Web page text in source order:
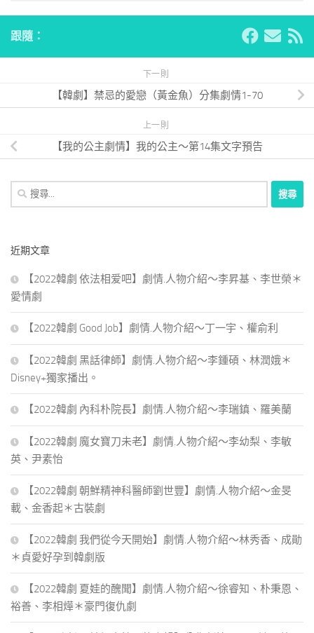
跟隨：
下一則
【韓劇】禁忌的愛戀（黃金魚）分集劇情1-70
上一則
【我的公主劇情】我的公主～第14集文字預告
搜
尋
字:
近期文章
【2022韓劇 依法相爱吧】劇情.人物介紹～李昇基、李世榮＊
愛情劇
【2022韓劇 Good Job】劇情.人物介紹～丁一宇、權俞利
【2022韓劇 黑話律師】劇情.人物介紹～李鍾碩、林潤娥＊
Disney+獨家播出。
【2022韓劇 內科朴院長】劇情.人物介紹～李瑞鎮、羅美蘭
【2022韓劇 魔女寶刀未老】劇情.人物介紹～李幼梨、李敏
英、尹素怡
【2022韓劇 朝鮮精神科醫師劉世豐】劇情.人物介紹～金旻
載、金香起＊古裝劇
【2022韓劇 我們從今天開始】劇情.人物介紹～林秀香、成勛
＊貞愛好孕到韓劇版
【2022韓劇 夏娃的醜聞】劇情.人物介紹～徐睿知、朴秉恩、
裕善、李相燁＊豪門復仇劇